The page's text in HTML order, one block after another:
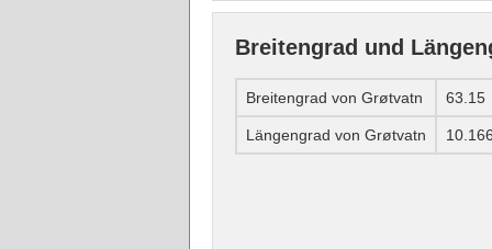
Breitengrad und
Breitengrad von Grøtvatn 63.15
Längengrad von Grøtvatn